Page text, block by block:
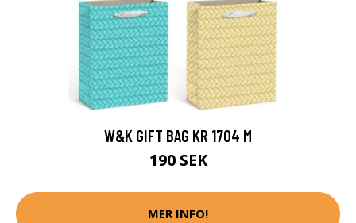
W&K GIFT BAG KR 1704 M
190 SEK
MER INFO!